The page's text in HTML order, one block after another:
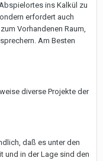
ins Kalkül zu
erfordert auch
Vorhandenen Raum,
Am Besten
diverse Projekte der
daß es unter den
und in der Lage sind den